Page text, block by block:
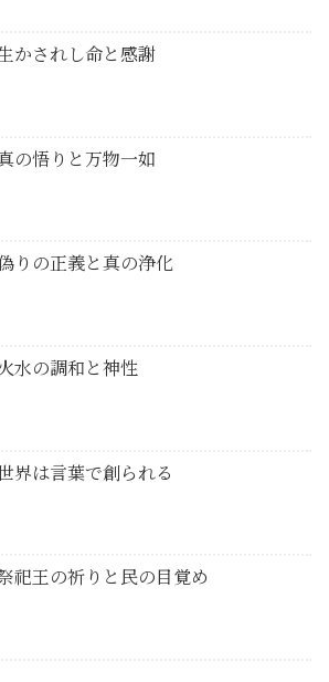
かされし命と感謝
の悟りと万物一如
りの正義と真の浄化
水の調和と神性
界は言葉で創られる
祀王の祈りと民の目覚め